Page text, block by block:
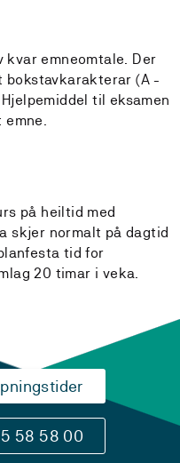
kvar emneomtale. Der
(A -
til eksamen
på heiltid med
skjer normalt på dagtid
tid for
20 timar i veka.
58 58 00